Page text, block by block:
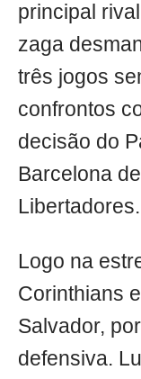
principal
zaga
três jogos
confrontos
decisão do
Barcelona
Libertadores.
Logo na
Corinthians
Salvador,
defensiva.